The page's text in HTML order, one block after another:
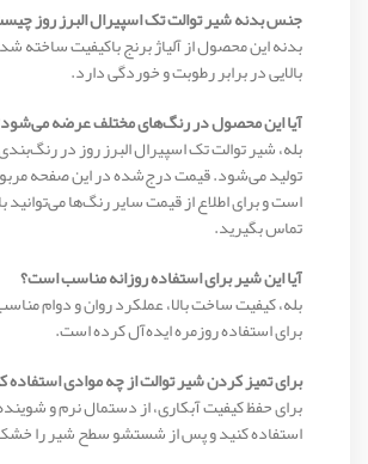
جنس بدنه شیر توالت تک اسپیرال البرز روز
بدنه این محصول از آلیاژ برنج باکیفیت ساخته
بالایی در برابر رطوبت و خوردگی دارد.
آیا این محصول در رنگ‌های مختلف عرضه
بله، شیر توالت تک اسپیرال البرز روز در
تولید می‌شود. قیمت درج‌شده در این صفحه
است و برای اطلاع از قیمت سایر رنگ‌ها می‌توانید
تماس بگیرید.
آیا این شیر برای استفاده روزانه مناسب است؟
بله، کیفیت ساخت بالا، عملکرد روان و دوام
برای استفاده روزمره ایده‌آل کرده است.
برای تمیز کردن شیر توالت از چه موادی استفاده
برای حفظ کیفیت آبکاری، از دستمال نرم و
استفاده کنید و پس از شستشو سطح شیر را